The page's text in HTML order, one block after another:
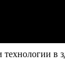
в